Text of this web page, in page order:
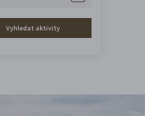
Vyhledat aktivity